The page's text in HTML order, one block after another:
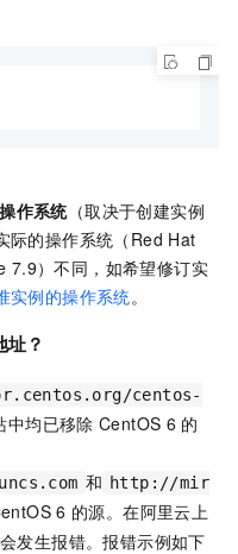
操作系统（取决于创建实例
际的操作系统（Red Hat
）不同，如希望修订实
实例的操作系统。
址？
centos-
中均已移除 CentOS 6 的
和 http://mir
6 的源。在阿里云上
发生报错。报错示例如下